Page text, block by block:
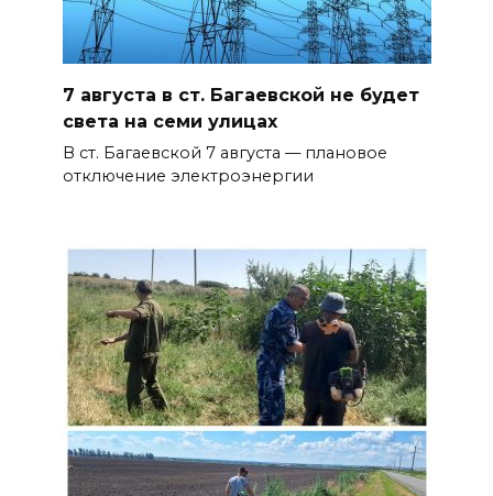
7 августа в ст. Багаевской не будет
света на семи улицах
В ст. Багаевской 7 августа — плановое
отключение электроэнергии